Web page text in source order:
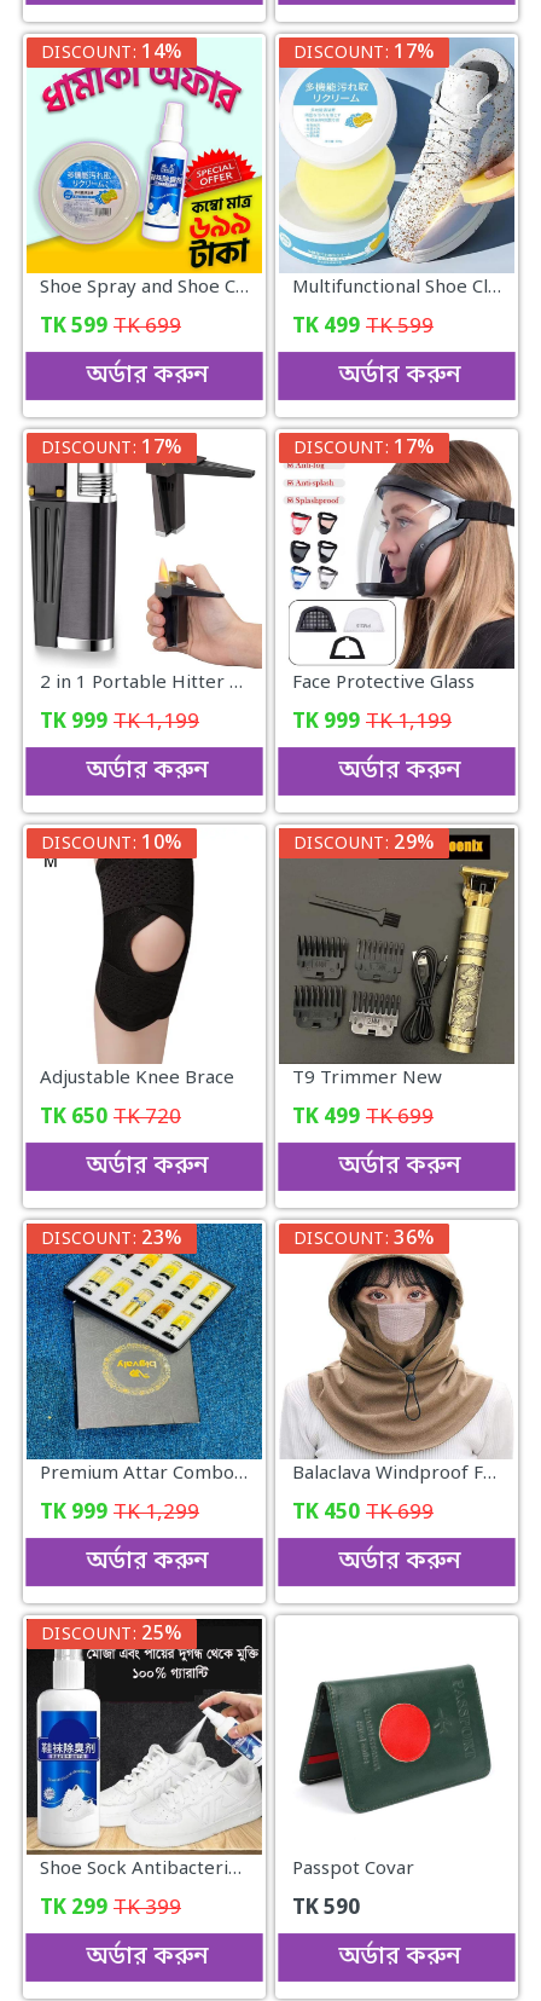
DISCOUNT: 14%
Shoe Spray and Shoe Cleaning Cream combo pack..
TK599 TK699
অর্ডার করুন
DISCOUNT: 17%
Multifunctional Shoe Cleaning Cream
TK 499 TK599
অর্ডার করুন
DISCOUNT: 17%
2 in 1 Portable Hitter Lighter..
TK 999 TK1,199
অর্ডার করুন
DISCOUNT: 17%
Face Protective Glass
TK 999 TK1,199
অর্ডার করুন
DISCOUNT: 10%
Adjustable Knee Brace
TK 650 TK720
অর্ডার করুন
DISCOUNT: 29%
T9 Trimmer New
TK 499 TK699
অর্ডার করুন
DISCOUNT: 23%
Premium Attar Combo Pack
TK 999 TK1,299
অর্ডার করুন
DISCOUNT: 36%
Balaclava Windproof Full Face Mask (Khaki)
TK 450 TK699
অর্ডার করুন
DISCOUNT: 25%
Shoe Sock Antibacterial Spray
TK 299 TK399
অর্ডার করুন
Passpot Covar
TK590
অর্ডার করুন